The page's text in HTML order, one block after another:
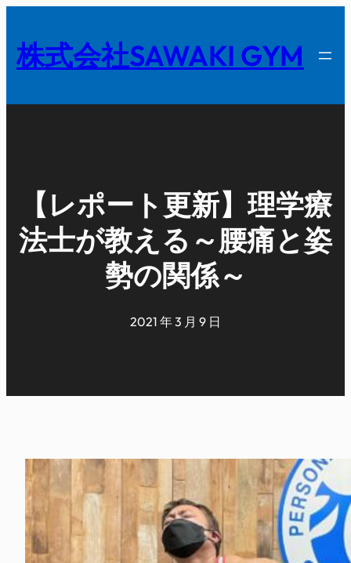
を
キ
株式会社SAWAKI GYM
【レポート更新】理学療
法士が教える～腰痛と姿
勢の関係～
2021 年 3 月 9 日